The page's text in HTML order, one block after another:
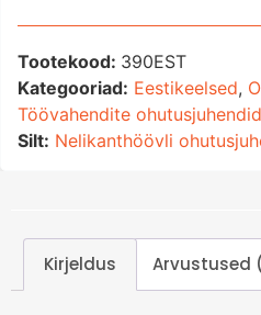
Tootekood: 390EST
Kategooriad: Eestikeelsed,
Töövahendite ohutusjuhendid
Silt: Nelikanthöövli
Kirjeldus Arvustused